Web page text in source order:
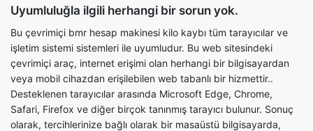
Uyumluluğla ilgili herhangi bir sorun yok.
Bu çevrimiçi bmr hesap makinesi kilo kaybı tüm tarayıcılar ve
işletim sistemi sistemleri ile uyumludur. Bu web sitesindeki
çevrimiçi araç, internet erişimi olan herhangi bir bilgisayardan
veya mobil cihazdan erişilebilen web tabanlı bir hizmettir..
Desteklenen tarayıcılar arasında Microsoft Edge, Chrome,
Safari, Firefox ve diğer birçok tanınmış tarayıcı bulunur. Sonuç
olarak, tercihlerinize bağlı olarak bir masaüstü bilgisayarda,